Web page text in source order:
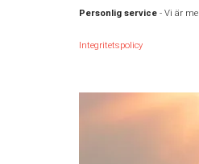
Personlig service- Vi är
Integritetspolicy